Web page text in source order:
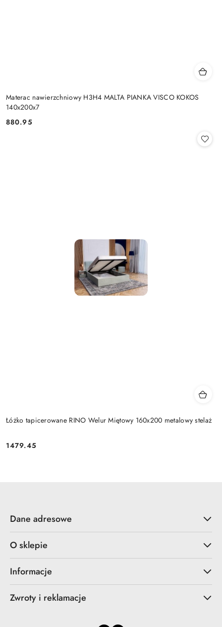
Materac nawierzchniowy H3H4 MALTA PIANKA VISCO KOKOS
140x200x7
Cena:
880.95
Łóżko tapicerowane RINO Welur Miętowy 160x200 metalowy stelaż
Cena:
1479.45
Dane adresowe
O sklepie
Informacje
Zwroty i reklamacje